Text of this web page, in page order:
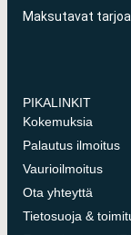
Maksutavat
PIKALINKIT
Kokemuksia
Palautus ilmoitus
Vaurioilmoitus
Ota yhteyttä
Tietosuoja &